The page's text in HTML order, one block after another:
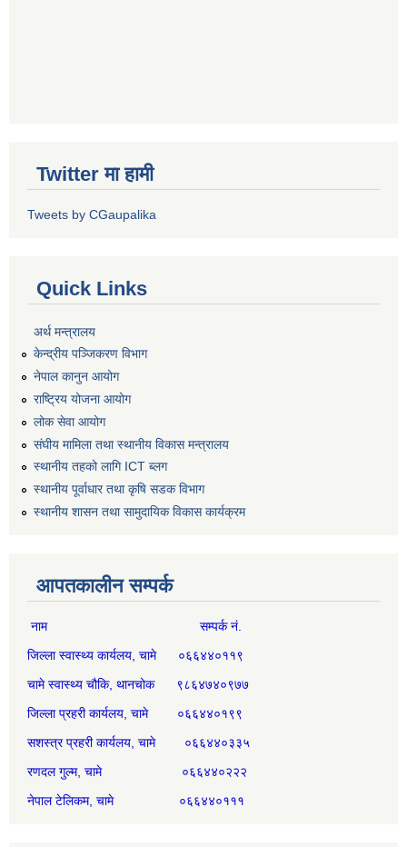
Twitter मा हामी
Tweets by CGaupalika
Quick Links
अर्थ मन्त्रालय
केन्द्रीय पञ्जिकरण विभाग
नेपाल कानुन आयोग
राष्ट्रिय योजना आयोग
लोक सेवा आयोग
संघीय मामिला तथा स्थानीय विकास मन्त्रालय
स्थानीय तहको लागि ICT ब्लग
स्थानीय पूर्वाधार तथा कृषि सडक विभाग
स्थानीय शासन तथा सामुदायिक विकास कार्यक्रम
आपतकालीन सम्पर्क
नाम सम्पर्क नं.
जिल्ला स्वास्थ्य कार्यलय, चामे ०६६४४०११९
चामे स्वास्थ्य चौकि, थानचोक ९८६४७४०९७७
जिल्ला प्रहरी कार्यलय, चामे ०६६४४०१९९
सशस्त्र प्रहरी कार्यलय, चामे ०६६४४०३३५
रणदल गुल्म, चामे ०६६४४०२२२
नेपाल टेलिकम, चामे ०६६४४०१११